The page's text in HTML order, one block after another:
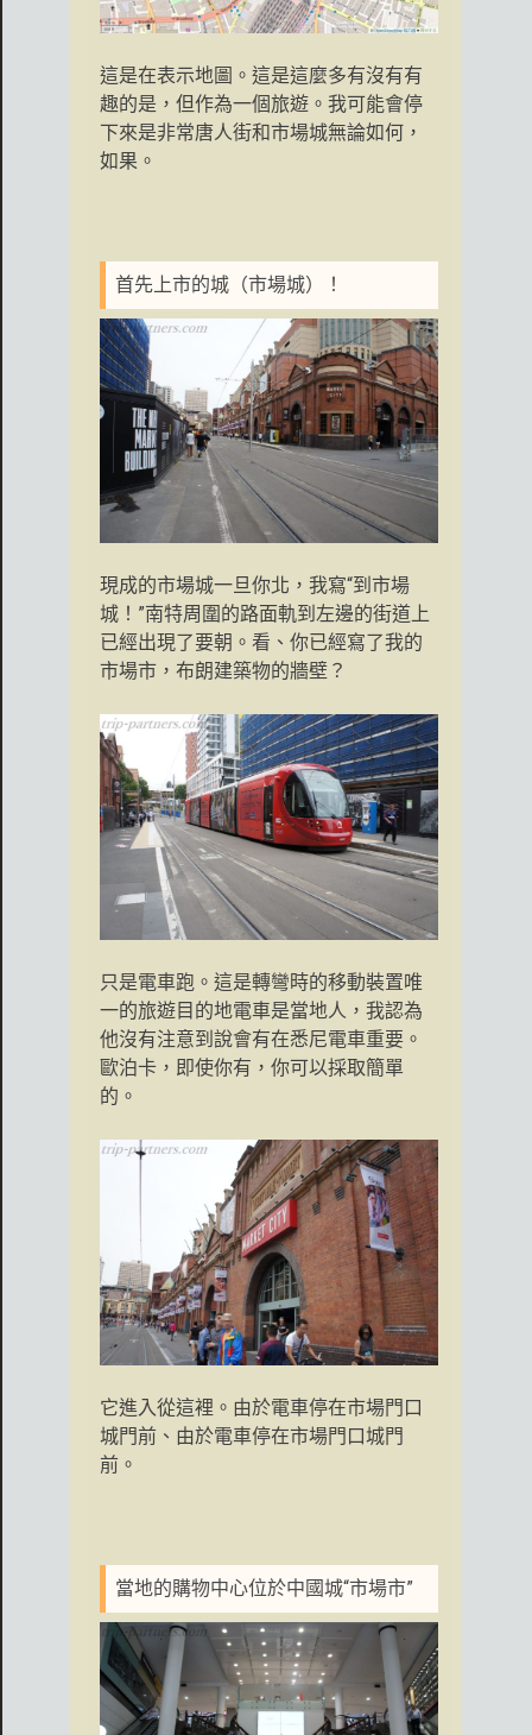
這是在表示地圖。這是這麼多有沒有有
趣的是，但作為一個旅遊。我可能會停
下來是非常唐人街和市場城無論如何，
如果。
首先上市的城（市場城）！
現成的市場城一旦你北，我寫“到市場
城！”南特周圍的路面軌到左邊的街道上
已經出現了要朝。看、你已經寫了我的
市場市，布朗建築物的牆壁？
只是電車跑。這是轉彎時的移動裝置唯
一的旅遊目的地電車是當地人，我認為
他沒有注意到說會有在悉尼電車重要。
歐泊卡，即使你有，你可以採取簡單
的。
它進入從這裡。由於電車停在市場門口
城門前、由於電車停在市場門口城門
前。
當地的購物中心位於中國城“市場市”